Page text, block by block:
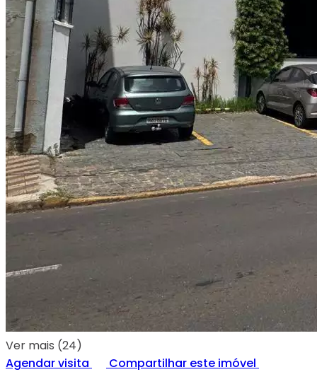
Ver mais (24)
Agendar visita
Compartilhar este imóvel